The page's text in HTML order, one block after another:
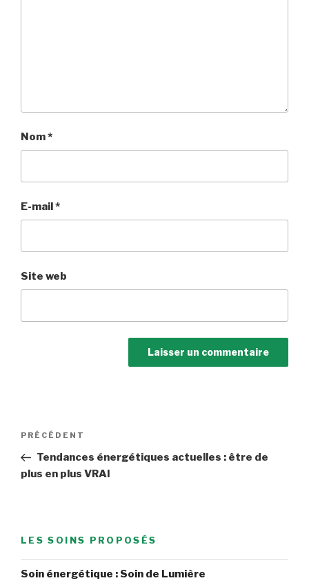
Nom*
E-mail*
Site web
Navigation
l’article
Article
précédent
PRÉCÉDENT
Tendances énergétiques actuelles : être de
plus en plus VRAI
LES SOINS PROPOSÉS
Soin énergétique : Soin de Lumière